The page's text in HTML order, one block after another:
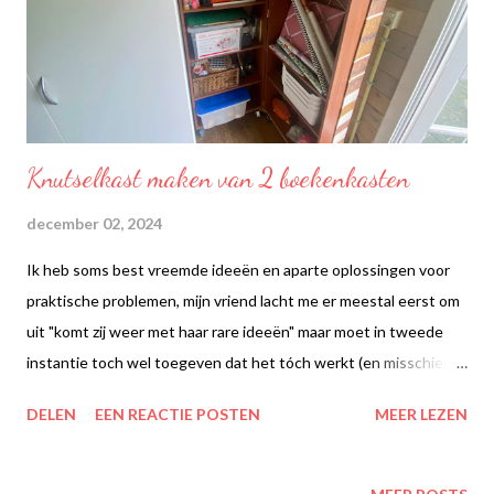
Knutselkast maken van 2 boekenkasten
december 02, 2024
Ik heb soms best vreemde ideeën en aparte oplossingen voor
praktische problemen, mijn vriend lacht me er meestal eerst om
uit "komt zij weer met haar rare ideeën" maar moet in tweede
instantie toch wel toegeven dat het tóch werkt (en misschien
DELEN
EEN REACTIE POSTEN MEER LEZEN